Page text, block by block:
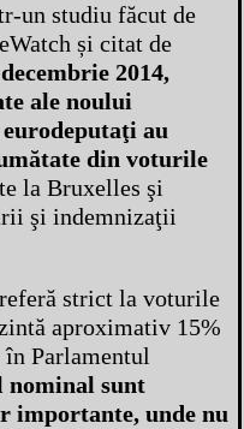
un studiu făcut de
și citat de
2014,
ale noului
au
din voturile
la Bruxelles şi
şi indemnizaţii
strict la voturile
aproximativ 15%
Parlamentul
nominal sunt
importante, unde nu